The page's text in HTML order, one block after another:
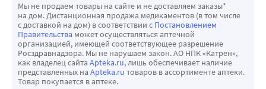
Мы не продаем товары на сайте и не доставляем заказы*
на дом. Дистанционная продажа медикаментов (в том числе
с доставкой на дом) в соответствии с Постановлением
Правительства может осуществляться аптечной
организацией, имеющей соответствующее разрешение
Росздравнадзора. Мы не нарушаем закон. АО НПК «Катрен»,
как владелец сайта Apteka.ru, лишь обеспечивает наличие
представленных на Apteka.ru товаров в ассортименте аптеки.
Товар покупается в аптеке.